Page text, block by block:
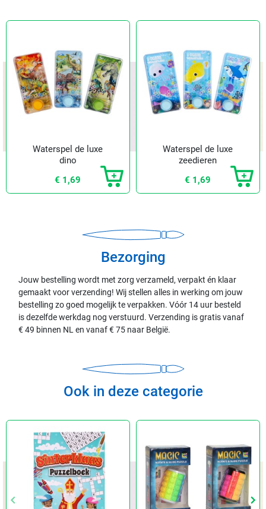
Vorige
keyboard_arrow_left keyboard_arrow_right
Waterspel de luxe
dino
€ 1,69
Waterspel de luxe
zeedieren
€ 1,69
Bezorging
Jouw bestelling wordt met zorg verzameld, verpakt én klaar
gemaakt voor verzending! Wij stellen alles in werking om jouw
bestelling zo goed mogelijk te verpakken. Vóór 14 uur besteld
is dezelfde werkdag nog verstuurd. Verzending is gratis vanaf
€ 49 binnen NL en vanaf € 75 naar België.
Ook in deze categorie
Vorige
keyboard_arrow_left keyboard_arrow_right